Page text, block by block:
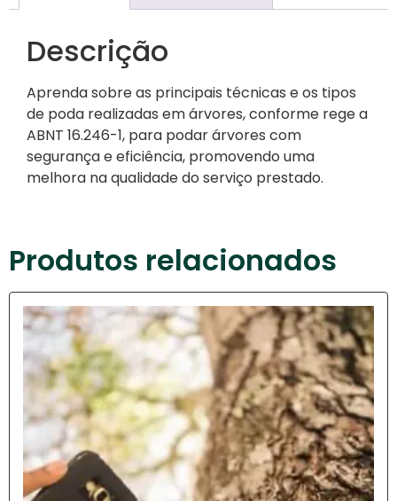
Descrição
Aprenda sobre as principais técnicas e os tipos
de poda realizadas em árvores, conforme rege a
ABNT 16.246-1, para podar árvores com
segurança e eficiência, promovendo uma
melhora na qualidade do serviço prestado.
Produtos relacionados